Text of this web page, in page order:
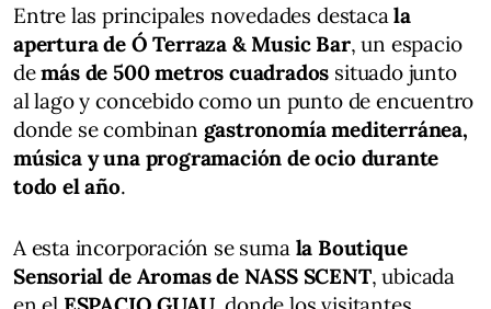
Entre las principales novedades destacala
apertura de Ó Terraza & Music Bar, un espacio
demás de 500 metros cuadrados situado junto
al lago y concebido como un punto de encuentro
donde se combinan gastronomía mediterránea,
música y una programación de ocio durante
todo el año.
A esta incorporación se suma la Boutique
Sensorial de Aromas de NASS SCENT, ubicada